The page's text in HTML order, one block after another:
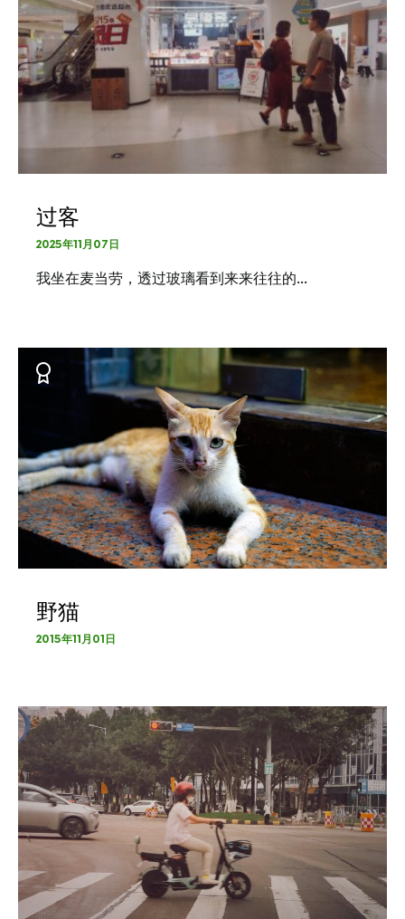
过客
2025年11月07日
我坐在麦当劳，透过玻璃看到来来往往的…
野猫
2015年11月01日